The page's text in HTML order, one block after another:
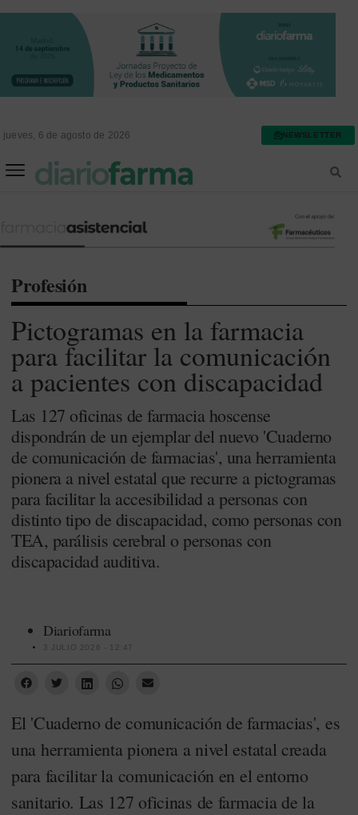
jueves, 6 de agosto de 2026 NEWSLETTER
Profesión
Pictogramas en la farmacia
para facilitar la comunicación
a pacientes con discapacidad
Las 127 oficinas de farmacia hoscense
dispondrán de un ejemplar del nuevo 'Cuaderno
de comunicación de farmacias', una herramienta
pionera a nivel estatal que recurre a pictogramas
para facilitar la accesibilidad a personas con
distinto tipo de discapacidad, como personas con
TEA, parálisis cerebral o personas con
discapacidad auditiva.
Diariofarma
3 JULIO 2026 - 12:47
El 'Cuaderno de comunicación de farmacias', es
una herramienta pionera a nivel estatal creada
para facilitar la comunicación en el entorno
sanitario. Las 127 oficinas de farmacia de la